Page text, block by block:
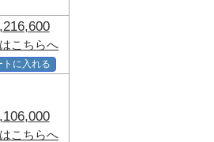
こちらへ
トに入れる
こちらへ